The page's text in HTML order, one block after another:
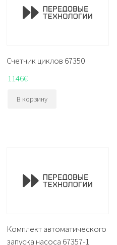
Счетчик циклов 67350
1146€
В корзину
Комплект автоматического
запуска насоса 67357-1